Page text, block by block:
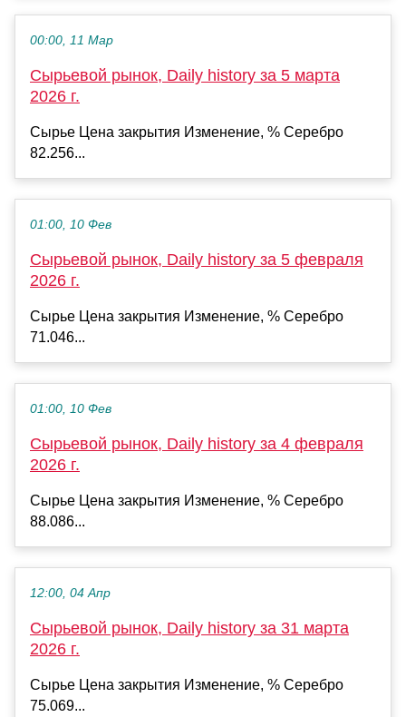
00:00, 11 Мар
Сырьевой рынок, Daily history за 5 марта
2026 г.
Сырье Цена закрытия Изменение, % Серебро
82.256...
01:00, 10 Фев
Сырьевой рынок, Daily history за 5 февраля
2026 г.
Сырье Цена закрытия Изменение, % Серебро
71.046...
01:00, 10 Фев
Сырьевой рынок, Daily history за 4 февраля
2026 г.
Сырье Цена закрытия Изменение, % Серебро
88.086...
12:00, 04 Апр
Сырьевой рынок, Daily history за 31 марта
2026 г.
Сырье Цена закрытия Изменение, % Серебро
75.069...